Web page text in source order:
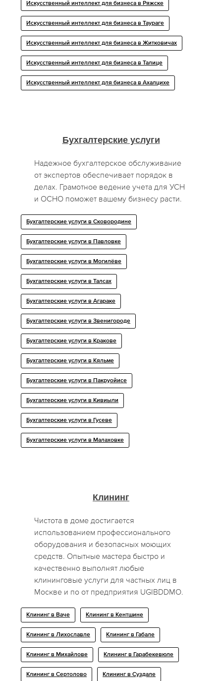
Искусственный интеллект для бизнеса в Ряжске
Искусственный интеллект для бизнеса в Таураге
Искусственный интеллект для бизнеса в Житковичах
Искусственный интеллект для бизнеса в Талице
Искусственный интеллект для бизнеса в Ахалцихе
Бухгалтерские услуги
Надежное бухгалтерское обслуживание
от экспертов обеспечивает порядок в
делах. Грамотное ведение учета для УСН
и ОСНО поможет вашему бизнесу расти.
Бухгалтерские услуги в Сковородине
Бухгалтерские услуги в Павловке
Бухгалтерские услуги в Могилёве
Бухгалтерские услуги в Талсах
Бухгалтерские услуги в Агараке
Бухгалтерские услуги в Звенигороде
Бухгалтерские услуги в Кракове
Бухгалтерские услуги в Кяльме
Бухгалтерские услуги в Пакруойисе
Бухгалтерские услуги в Кивиыли
Бухгалтерские услуги в Гусеве
Бухгалтерские услуги в Малаховке
Клининг
Чистота в доме достигается
использованием профессионального
оборудования и безопасных моющих
средств. Опытные мастера быстро и
качественно выполнят любые
клининговые услуги для частных лиц в
Москве и по от предприятия UGIBDDMO.
Клининг в Ваче Клининг в Кентшине
Клининг в Лихославле Клининг в Габале
Клининг в Михайлове Клининг в Гарабекевюле
Клининг в Сертолово Клининг в Суздале